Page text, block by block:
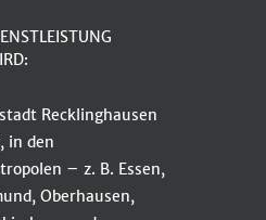
Recklinghausen
in den
– z. B. Essen,
Oberhausen,